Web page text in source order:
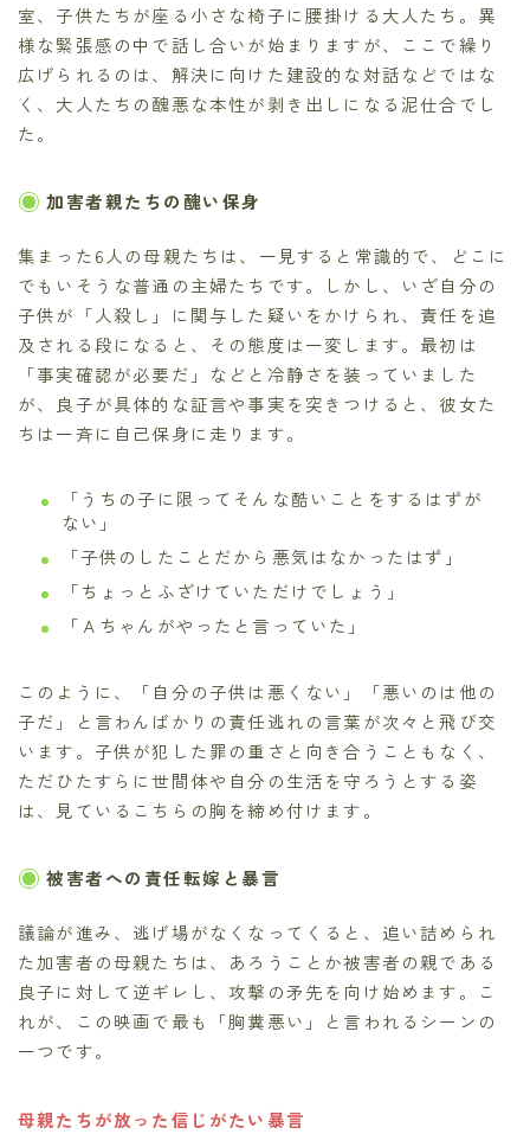
室、子供たちが座る小さな椅子に腰掛ける大人たち。異
様な緊張感の中で話し合いが始まりますが、ここで繰り
広げられるのは、解決に向けた建設的な対話などではな
く、大人たちの醜悪な本性が剥き出しになる泥仕合でし
た。
加害者親たちの醜い保身
集まった6人の母親たちは、一見すると常識的で、どこに
でもいそうな普通の主婦たちです。しかし、いざ自分の
子供が「人殺し」に関与した疑いをかけられ、責任を追
及される段になると、その態度は一変します。最初は
「事実確認が必要だ」などと冷静さを装っていました
が、良子が具体的な証言や事実を突きつけると、彼女た
ちは一斉に自己保身に走ります。
「うちの子に限ってそんな酷いことをするはずが
ない」
「子供のしたことだから悪気はなかったはず」
「ちょっとふざけていただけでしょう」
「Ａちゃんがやったと言っていた」
このように、「自分の子供は悪くない」「悪いのは他の
子だ」と言わんばかりの責任逃れの言葉が次々と飛び交
います。子供が犯した罪の重さと向き合うこともなく、
ただひたすらに世間体や自分の生活を守ろうとする姿
は、見ているこちらの胸を締め付けます。
被害者への責任転嫁と暴言
議論が進み、逃げ場がなくなってくると、追い詰められ
た加害者の母親たちは、あろうことか被害者の親である
良子に対して逆ギレし、攻撃の矛先を向け始めます。こ
れが、この映画で最も「胸糞悪い」と言われるシーンの
一つです。
母親たちが放った信じがたい暴言